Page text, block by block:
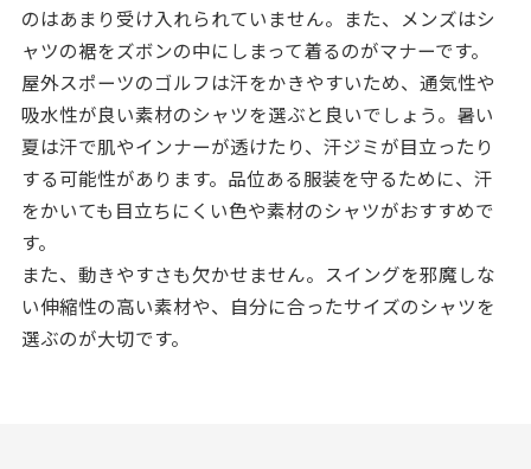
のはあまり受け入れられていません。また、メンズはシ
ャツの裾をズボンの中にしまって着るのがマナーです。
屋外スポーツのゴルフは汗をかきやすいため、通気性や
吸水性が良い素材のシャツを選ぶと良いでしょう。暑い
夏は汗で肌やインナーが透けたり、汗ジミが目立ったり
する可能性があります。品位ある服装を守るために、汗
をかいても目立ちにくい色や素材のシャツがおすすめで
す。
また、動きやすさも欠かせません。スイングを邪魔しな
い伸縮性の高い素材や、自分に合ったサイズのシャツを
選ぶのが大切です。